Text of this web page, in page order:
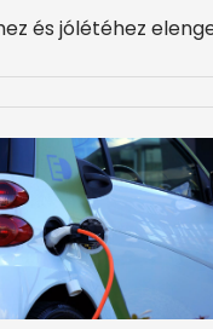
és jólétéhez